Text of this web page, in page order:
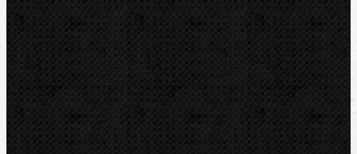
CBC
KEMPER
Guilbert EXPRESS